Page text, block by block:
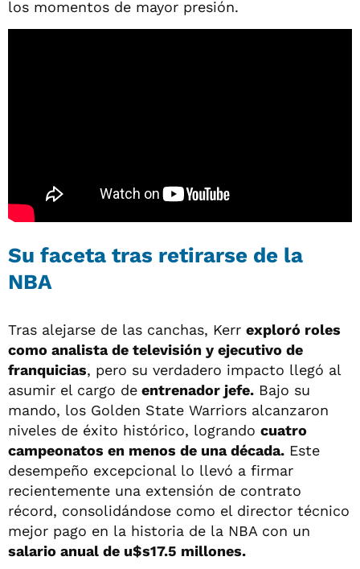
los momentos de mayor presión.
Su faceta tras retirarse de la
NBA
Tras alejarse de las canchas, Kerr exploró roles
como analista de televisión y ejecutivo de
franquicias, pero su verdadero impacto llegó al
asumir el cargo de entrenador jefe. Bajo su
mando, los Golden State Warriors alcanzaron
niveles de éxito histórico, logrando cuatro
campeonatos en menos de una década. Este
desempeño excepcional lo llevó a firmar
recientemente una extensión de contrato
récord, consolidándose como el director técnico
mejor pago en la historia de la NBA con un
salario anual de u$s17.5 millones.